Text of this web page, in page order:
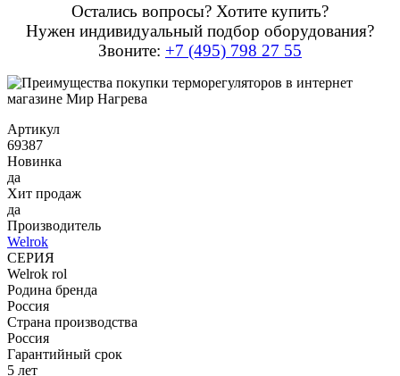
Остались вопросы? Хотите купить?
Нужен индивидуальный подбор оборудования?
Звоните: +7 (495) 798 27 55
Артикул
69387
Новинка
да
Хит продаж
да
Производитель
Welrok
СЕРИЯ
Welrok rol
Родина бренда
Россия
Страна производства
Россия
Гарантийный срок
5 лет